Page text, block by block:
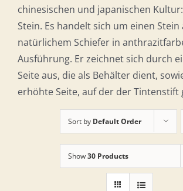
chinesischen und japanischen
Stein. Es handelt sich um einen Stein
natürlichem Schiefer in
Ausführung. Er zeichnet sich durch
Seite aus, die als Behälter dient,
erhöhte Seite, auf der der Tintenstift
Sort by Default Order
Show30 Products